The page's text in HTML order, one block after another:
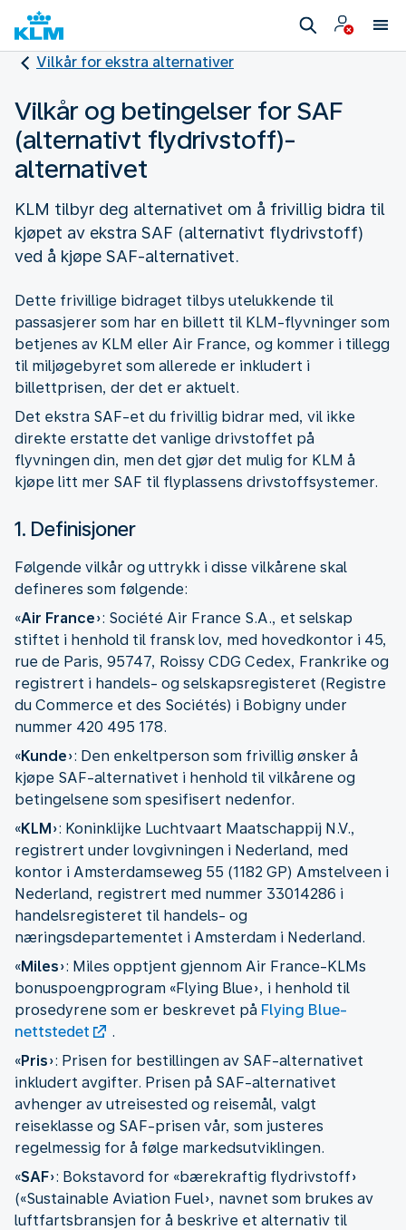
Vilkår for ekstra alternativer
Vilkår og betingelser for SAF
(alternativt flydrivstoff)-
alternativet
KLM tilbyr deg alternativet om å frivillig bidra til
kjøpet av ekstra SAF (alternativt flydrivstoff)
ved å kjøpe SAF-alternativet.
Dette frivillige bidraget tilbys utelukkende til
passasjerer som har en billett til KLM-flyvninger som
betjenes av KLM eller Air France, og kommer i tillegg
til miljøgebyret som allerede er inkludert i
billettprisen, der det er aktuelt.
Det ekstra SAF-et du frivillig bidrar med, vil ikke
direkte erstatte det vanlige drivstoffet på
flyvningen din, men det gjør det mulig for KLM å
kjøpe litt mer SAF til flyplassens drivstoffsystemer.
1. Definisjoner
Følgende vilkår og uttrykk i disse vilkårene skal
defineres som følgende:
«Air France»: Société Air France S.A., et selskap
stiftet i henhold til fransk lov, med hovedkontor i 45,
rue de Paris, 95747, Roissy CDG Cedex, Frankrike og
registrert i handels- og selskapsregisteret (Registre
du Commerce et des Sociétés) i Bobigny under
nummer 420 495 178.
«Kunde»: Den enkeltperson som frivillig ønsker å
kjøpe SAF-alternativet i henhold til vilkårene og
betingelsene som spesifisert nedenfor.
«KLM»: Koninklijke Luchtvaart Maatschappij N.V.,
registrert under lovgivningen i Nederland, med
kontor i Amsterdamseweg 55 (1182 GP) Amstelveen i
Nederland, registrert med nummer 33014286 i
handelsregisteret til handels- og
næringsdepartementet i Amsterdam i Nederland.
«Miles»: Miles opptjent gjennom Air France-KLMs
bonuspoengprogram «Flying Blue», i henhold til
prosedyrene som er beskrevet på Flying Blue-
nettstedet
.
«Pris»: Prisen for bestillingen av SAF-alternativet
inkludert avgifter. Prisen på SAF-alternativet
avhenger av utreisested og reisemål, valgt
reiseklasse og SAF-prisen vår, som justeres
regelmessig for å følge markedsutviklingen.
«SAF»: Bokstavord for «bærekraftig flydrivstoff»
(«Sustainable Aviation Fuel», navnet som brukes av
luftfartsbransjen for å beskrive et alternativ til